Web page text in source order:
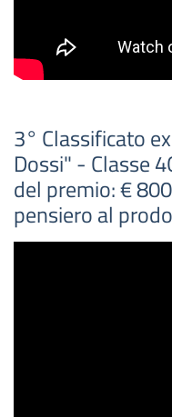
3° Classificato
Dossi" - Classe
del premio: €
pensiero al